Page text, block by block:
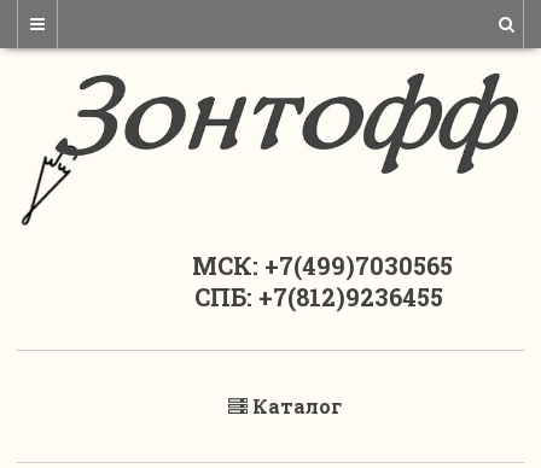
МСК: +7(499)7030565
СПБ: +7(812)9236455
Каталог